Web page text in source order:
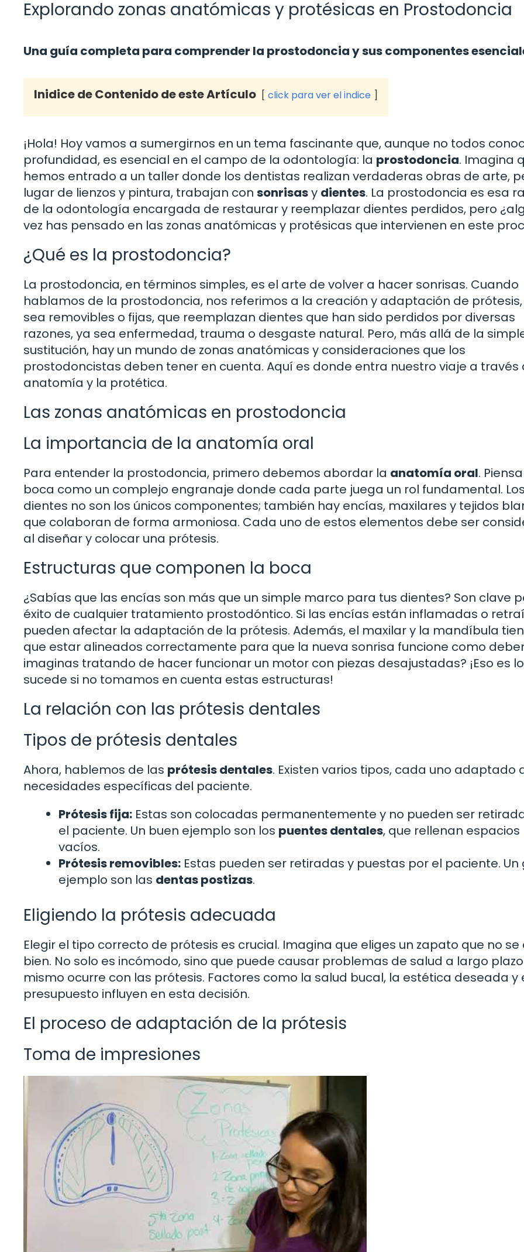
Explorando zonas anatómicas y protésicas en Prostodoncia
Una guía completa para comprender la prostodoncia y sus componentes
Inidice de Contenido de este Artículo click para ver el indice
¡Hola! Hoy vamos a sumergirnos en un tema fascinante que, aunque no todos
profundidad, es esencial en el campo de la odontología: la prostodoncia. Imagina
hemos entrado a un taller donde los dentistas realizan verdaderas obras de arte,
lugar de lienzos y pintura, trabajan con sonrisasy dientes. La prostodoncia es esa
de la odontología encargada de restaurar y reemplazar dientes perdidos, pero
vez has pensado en las zonas anatómicas y protésicas que intervienen en este
¿Qué es la prostodoncia?
La prostodoncia, en términos simples, es el arte de volver a hacer sonrisas. Cuando
hablamos de la prostodoncia, nos referimos a la creación y adaptación de
sea removibles o fijas, que reemplazan dientes que han sido perdidos por diversas
razones, ya sea enfermedad, trauma o desgaste natural. Pero, más allá de la
sustitución, hay un mundo de zonas anatómicas y consideraciones que los
prostodoncistas deben tener en cuenta. Aquí es donde entra nuestro viaje a través
anatomía y la protética.
Las zonas anatómicas en prostodoncia
La importancia de la anatomía oral
Para entender la prostodoncia, primero debemos abordar la anatomía oral.
boca como un complejo engranaje donde cada parte juega un rol fundamental.
dientes no son los únicos componentes; también hay encías, maxilares y tejidos
que colaboran de forma armoniosa. Cada uno de estos elementos debe ser
al diseñar y colocar una prótesis.
Estructuras que componen la boca
¿Sabías que las encías son más que un simple marco para tus dientes? Son clave
éxito de cualquier tratamiento prostodóntico. Si las encías están inflamadas o
pueden afectar la adaptación de la prótesis. Además, el maxilar y la mandíbula
que estar alineados correctamente para que la nueva sonrisa funcione como
imaginas tratando de hacer funcionar un motor con piezas desajustadas? ¡Eso es
sucede si no tomamos en cuenta estas estructuras!
La relación con las prótesis dentales
Tipos de prótesis dentales
Ahora, hablemos de las prótesis dentales. Existen varios tipos, cada uno adaptado
necesidades específicas del paciente.
Prótesis fija: Estas son colocadas permanentemente y no pueden ser
el paciente. Un buen ejemplo son los puentes dentales, que rellenan espacios
vacíos.
Prótesis removibles: Estas pueden ser retiradas y puestas por el paciente. Un
ejemplo son las dentas postizas.
Eligiendo la prótesis adecuada
Elegir el tipo correcto de prótesis es crucial. Imagina que eliges un zapato que no
bien. No solo es incómodo, sino que puede causar problemas de salud a largo
mismo ocurre con las prótesis. Factores como la salud bucal, la estética deseada y
presupuesto influyen en esta decisión.
El proceso de adaptación de la prótesis
Toma de impresiones